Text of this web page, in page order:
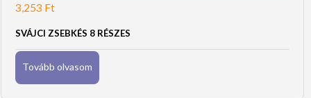
3,253 Ft
SVÁJCI ZSEBKÉS 8 RÉSZES
Tovább olvasom